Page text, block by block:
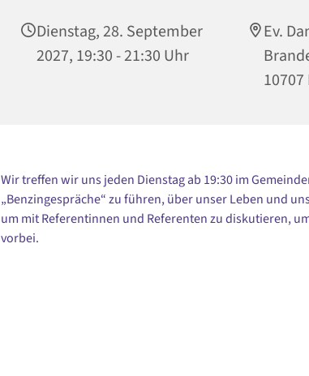
Dienstag, 28. September
2027, 19:30 - 21:30 Uhr
Ev.
Wir treffen wir uns jeden Dienstag ab 19:30 im
„Benzingespräche“ zu führen, über unser Leben und
um mit Referentinnen und Referenten zu diskutieren,
vorbei.